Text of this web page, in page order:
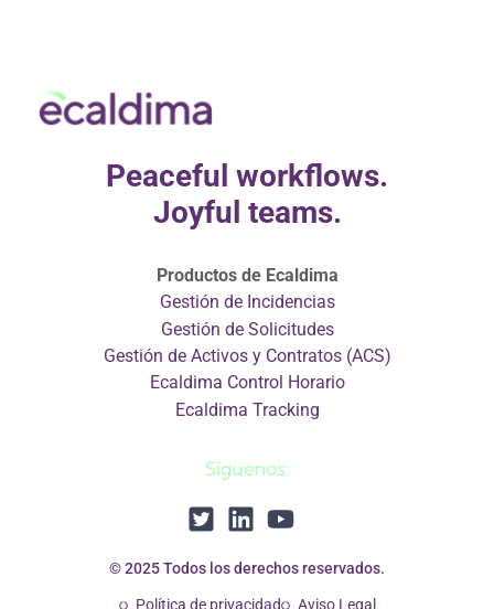
Peaceful workflows.
Joyful teams.
Productos de Ecaldima
Gestión de Incidencias
Gestión de Solicitudes
Gestión de Activos y Contratos (ACS)
Ecaldima Control Horario
Ecaldima Tracking
Síguenos:
© 2025 Todos los derechos reservados.
Política de privacidad Aviso Legal